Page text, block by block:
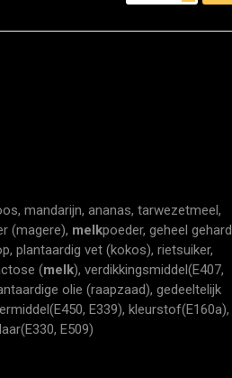
mandarijn, ananas, tarwezetmeel,
(magere), melkpoeder, geheel gehard
plantaardig vet (kokos), rietsuiker,
(melk), verdikkingsmiddel(E407,
olie (raapzaad), gedeeltelijk
E339), kleurstof(E160a),
E509)